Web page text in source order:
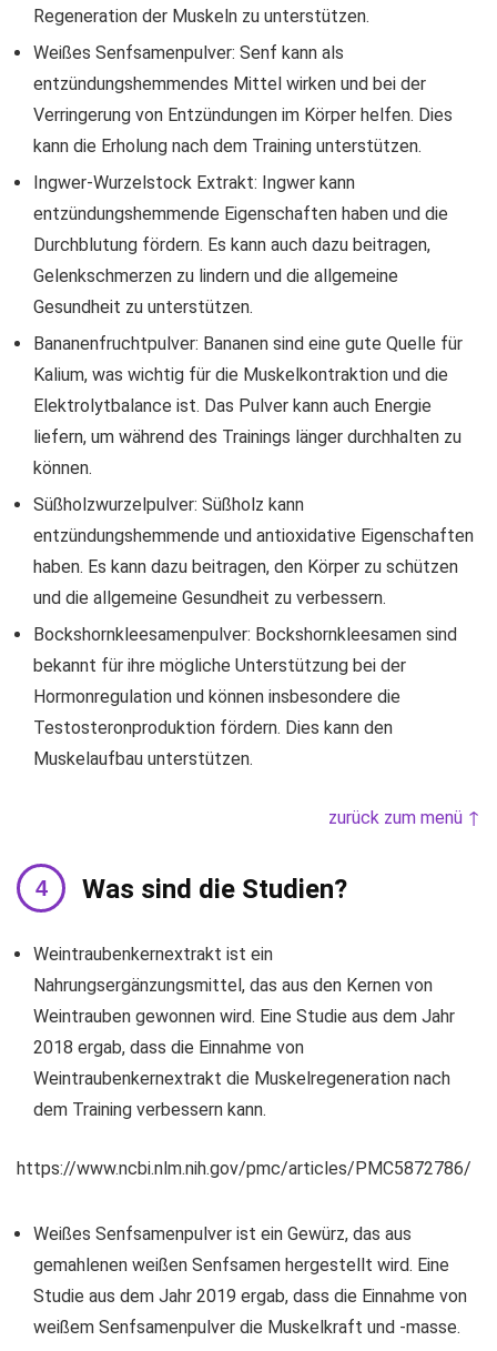
Regeneration der Muskeln zu unterstützen.
Weißes Senfsamenpulver: Senf kann als
entzündungshemmendes Mittel wirken und bei der
Verringerung von Entzündungen im Körper helfen. Dies
kann die Erholung nach dem Training unterstützen.
Ingwer-Wurzelstock Extrakt: Ingwer kann
entzündungshemmende Eigenschaften haben und die
Durchblutung fördern. Es kann auch dazu beitragen,
Gelenkschmerzen zu lindern und die allgemeine
Gesundheit zu unterstützen.
Bananenfruchtpulver: Bananen sind eine gute Quelle für
Kalium, was wichtig für die Muskelkontraktion und die
Elektrolytbalance ist. Das Pulver kann auch Energie
liefern, um während des Trainings länger durchhalten zu
können.
Süßholzwurzelpulver: Süßholz kann
entzündungshemmende und antioxidative Eigenschaften
haben. Es kann dazu beitragen, den Körper zu schützen
und die allgemeine Gesundheit zu verbessern.
Bockshornkleesamenpulver: Bockshornkleesamen sind
bekannt für ihre mögliche Unterstützung bei der
Hormonregulation und können insbesondere die
Testosteronproduktion fördern. Dies kann den
Muskelaufbau unterstützen.
zurück zum menü ↑
Was sind die Studien?
Weintraubenkernextrakt ist ein
Nahrungsergänzungsmittel, das aus den Kernen von
Weintrauben gewonnen wird. Eine Studie aus dem Jahr
2018 ergab, dass die Einnahme von
Weintraubenkernextrakt die Muskelregeneration nach
dem Training verbessern kann.
https://www.ncbi.nlm.nih.gov/pmc/articles/PMC5872786/
Weißes Senfsamenpulver ist ein Gewürz, das aus
gemahlenen weißen Senfsamen hergestellt wird. Eine
Studie aus dem Jahr 2019 ergab, dass die Einnahme von
weißem Senfsamenpulver die Muskelkraft und -masse.